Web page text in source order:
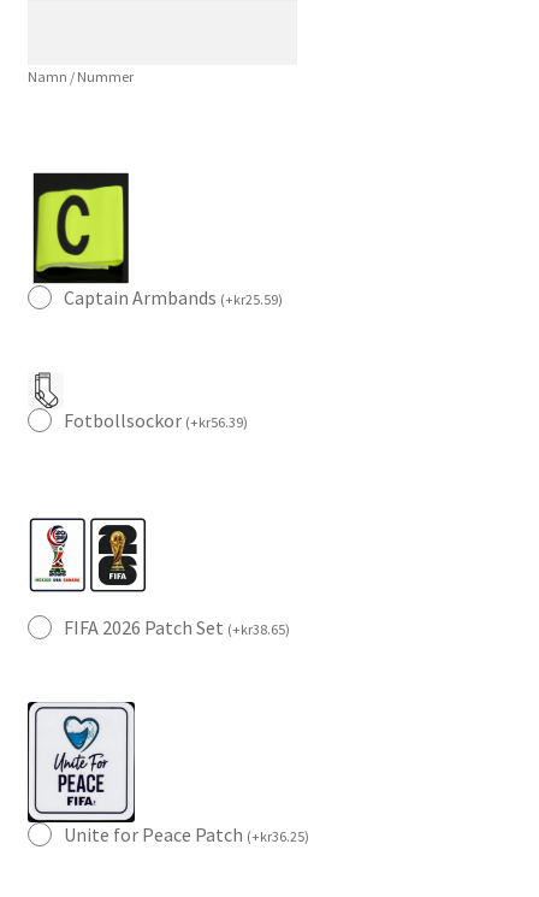
#7
Namn / Nummer
Captain Armbands (+kr25.59)
Fotbollsockor (+kr56.39)
FIFA 2026 Patch Set (+kr38.65)
Unite for Peace Patch (+kr36.25)